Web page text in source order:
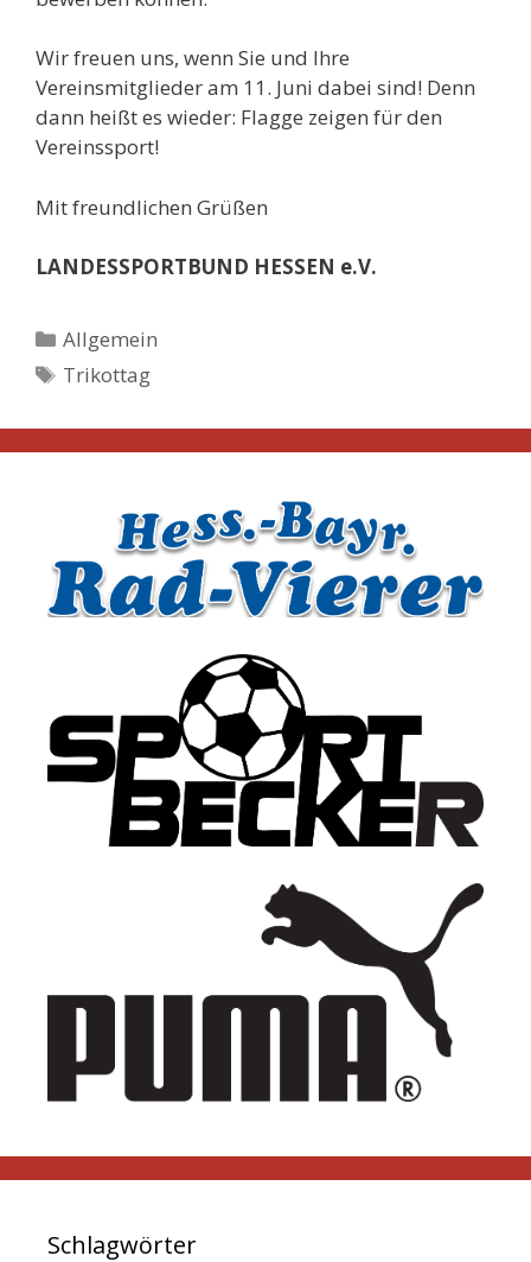
Wir freuen uns, wenn Sie und Ihre
Vereinsmitglieder am 11. Juni dabei sind! Denn
dann heißt es wieder: Flagge zeigen für den
Vereinssport!
Mit freundlichen Grüßen
LANDESSPORTBUND HESSEN e.V.
Kategorien
Allgemein
Schlagwörter
Trikottag
Schlagwörter